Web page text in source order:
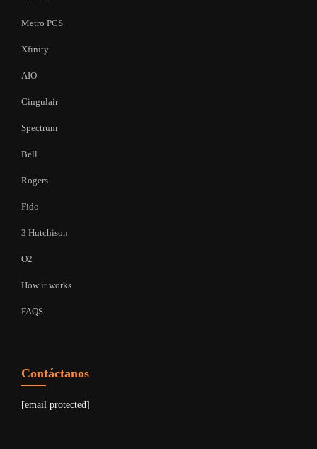
Metro PCS
Xfinity
AIO
Cingulair
Spectrum
Bell
Rogers
Fido
3 Hutchison
O2
How it works
FAQS
Contáctanos
[email protected]